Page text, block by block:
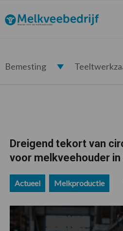
de
hoofdnavigatie
de
hoofd
de
eerste
de
voettekst
Melkveebedrijf.nl
Bemesting
Dreigend tekort van
voor melkveehouder
Actueel Melkproductie